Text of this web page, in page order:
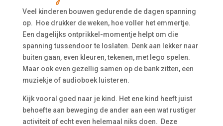
Veel kinderen bouwen gedurende de dagen spanning
op. Hoe drukker de weken, hoe voller het emmertje.
Een dagelijks ontprikkel-momentje helpt om die
spanning tussendoor te loslaten. Denk aan lekker naar
buiten gaan, even kleuren, tekenen, met lego spelen.
Maar ook even gezellig samen op de bank zitten, een
muziekje of audioboek luisteren.
Kijk vooral goed naar je kind. Het ene kind heeft juist
behoefte aan beweging de ander aan een wat rustiger
activiteit of echt even helemaal niks doen. Deze